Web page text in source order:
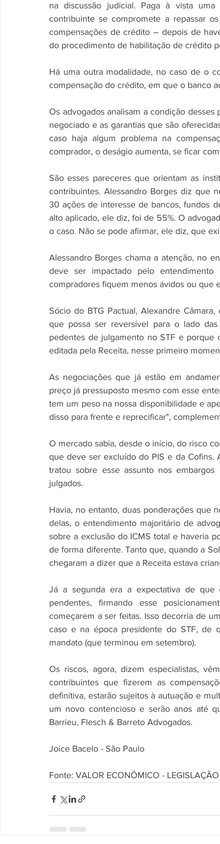
na discussão judicial. Paga à vista
contribuinte se compromete a repassar
compensações de crédito – depois de
do procedimento de habilitação de crédito
Há uma outra modalidade, no caso de o
compensação do crédito, em que o banco
Os advogados analisam a condição
negociado e as garantias que são
caso haja algum problema na
comprador, o deságio aumenta, se ficar
São esses pareceres que orientam as
contribuintes. Alessandro Borges diz que
30 ações de interesse de bancos, fundos
alto aplicado, ele diz, foi de 55%. O
o caso. Não se pode afirmar, ele diz, que
Alessandro Borges chama a atenção, no
deve ser impactado pelo
compradores fiquem menos ávidos ou que
Sócio do BTG Pactual, Alexandre
que possa ser reversível para o lado
pedentes de julgamento no STF e
editada pela Receita, nesse primeiro
As negociações que já estão em
preço já pressuposto mesmo com esse
tem um peso na nossa disponibilidade e
disso para frente e reprecificar",
O mercado sabia, desde o início, do risco
que deve ser excluído do PIS e da Cofins.
tratou sobre esse assunto nos
julgados.
Havia, no entanto, duas ponderações que
delas, o entendimento majoritário de
sobre a exclusão do ICMS total e haveria
de forma diferente. Tanto que, quando a
chegaram a dizer que a Receita estava
Já a segunda era a expectativa de que
pendentes, firmando esse
começarem a ser feitas. Isso decorria de
caso e na época presidente do STF, de
mandato (que terminou em setembro).
Os riscos, agora, dizem especialistas,
contribuintes que fizerem as
definitiva, estarão sujeitos à autuação e
um novo contencioso e serão anos até
Barrieu, Flesch & Barreto Advogados.
Joice Bacelo - São
Fonte: VALOR ECONÔMICO -